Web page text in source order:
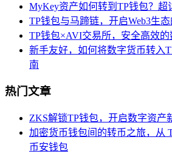
MyKey资产如何转到TP钱包？超
TP钱包与马蹄链，开启Web3生
TP钱包×AVI交易所，安全高效
新手友好，如何将数字货币转入
南
热门文章
ZKS解锁TP钱包，开启数字资产
加密货币钱包间的转币之旅，从
币安钱包